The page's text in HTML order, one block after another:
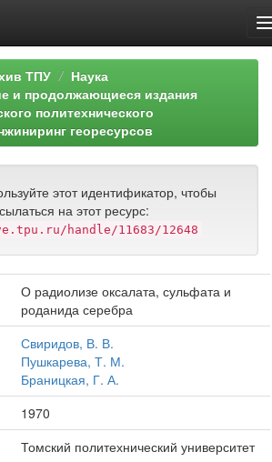
ТПУ
Наука
и продолжающиеся издания
политехнического
георесурсов
этот идентификатор, чтобы
на этот ресурс:
handle/11683/12648
О радиолизе оксалата, сульфата и
роданида серебра
Свиридов, В. В.
Пушкарева, Т. М.
Браницкая, Г. А.
1970
Томский политехнический университет